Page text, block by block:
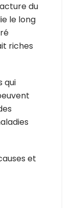
du
le long
riches
qui
et